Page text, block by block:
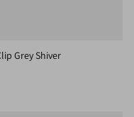
Grey Shiver